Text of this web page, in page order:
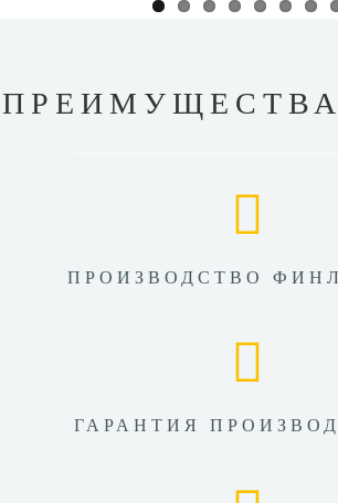
ПРЕИМУЩЕСТВА
ПРОИЗВОДСТВО
ГАРАНТИЯ